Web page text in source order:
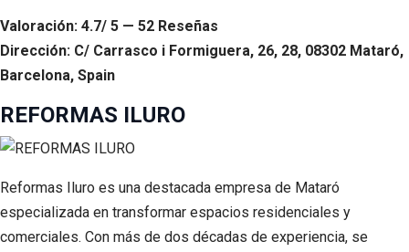
Valoración: 4.7/ 5 — 52 Reseñas
Dirección: C/ Carrasco i Formiguera, 26, 28, 08302 Mataró,
Barcelona, Spain
REFORMAS ILURO
Reformas Iluro es una destacada empresa de Mataró
especializada en transformar espacios residenciales y
comerciales. Con más de dos décadas de experiencia, se